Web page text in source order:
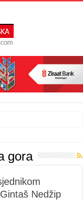
gora
Nedžip